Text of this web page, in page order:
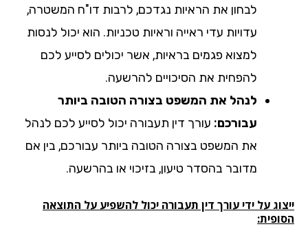
לבחון את הראיות נגדכם, לרבות דו"ח המשטרה,
עדויות עדי ראייה וראיות טכניות. הוא יכול לנסות
למצוא פגמים בראיות, אשר יכולים לסייע לכם
להפחית את הסיכויים להרשעה.
לנהל את המשפט בצורה הטובה ביותר
עבורכם:עורך דין תעבורה יכול לסייע לכם לנהל
את המשפט בצורה הטובה ביותר עבורכם, בין אם
מדובר בהסדר טיעון, בזיכוי או בהרשעה.
על ידי עורך דין תעבורה יכול להשפיע על התוצאה